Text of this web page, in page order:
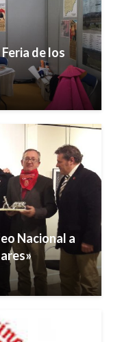
de los
Nacional a